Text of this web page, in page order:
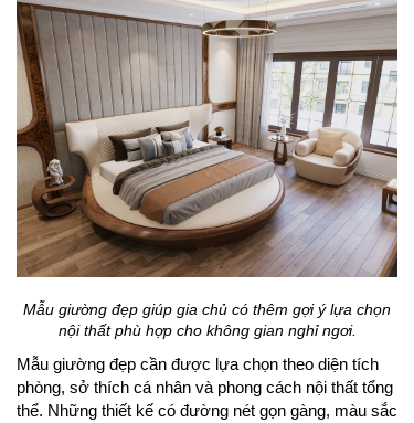
Mẫu giường đẹp giúp gia chủ có thêm gợi ý lựa chọn
nội thất phù hợp cho không gian nghỉ ngơi.
Mẫu giường đẹp cần được lựa chọn theo diện tích
phòng, sở thích cá nhân và phong cách nội thất tổng
thể. Những thiết kế có đường nét gọn gàng, màu sắc